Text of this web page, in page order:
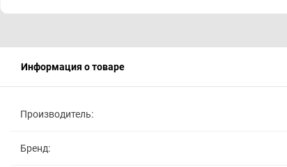
Информация о товаре
Производитель:
Бренд: